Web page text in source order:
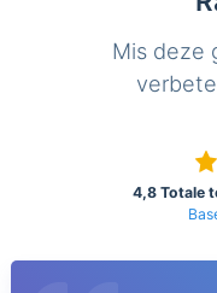
Mis deze
4,8 Totale